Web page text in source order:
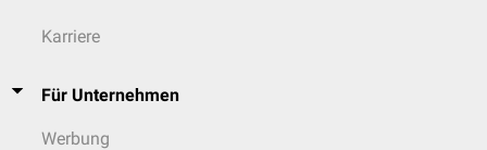
Karriere
Für Unternehmen
Werbung